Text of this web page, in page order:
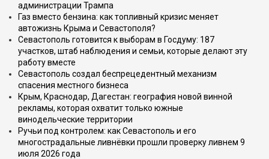
администрации Трампа
Газ вместо бензина: как топливный кризис меняет
автожизнь Крыма и Севастополя?
Севастополь готовится к выборам в Госдуму: 187
участков, штаб наблюдения и семьи, которые делают эту
работу вместе
Севастополь создал беспрецедентный механизм
спасения местного бизнеса
Крым, Краснодар, Дагестан: география новой винной
рекламы, которая охватит только южные
винодельческие территории
Ручьи под контролем: как Севастополь и его
многострадальные ливнёвки прошли проверку ливнем 9
июля 2026 года